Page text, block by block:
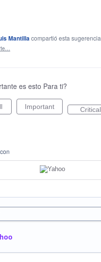
Mantilla compartió esta sugerencia
es esto Para ti?
Important Critical